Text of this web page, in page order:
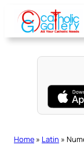
content
Home » Latin »